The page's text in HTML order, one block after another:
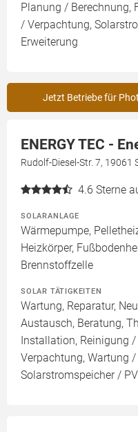
Planung / Berechnung,
/ Verpachtung,
Erweiterung
Jetzt Betriebe für
ENERGY TEC -
Rudolf-Diesel-Str. 7,
4.6 Sterne
SOLARANLAGE
Wärmepumpe,
Heizkörper,
Brennstoffzelle
SOLAR TÄTIGKEITEN
Wartung, Reparatur,
Austausch, Beratung,
Installation, Reinigung
Verpachtung, Wartung
Solarstromspeicher /